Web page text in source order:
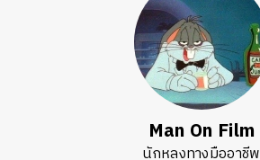
Man On Film
นักหลงทางมืออาชีพ